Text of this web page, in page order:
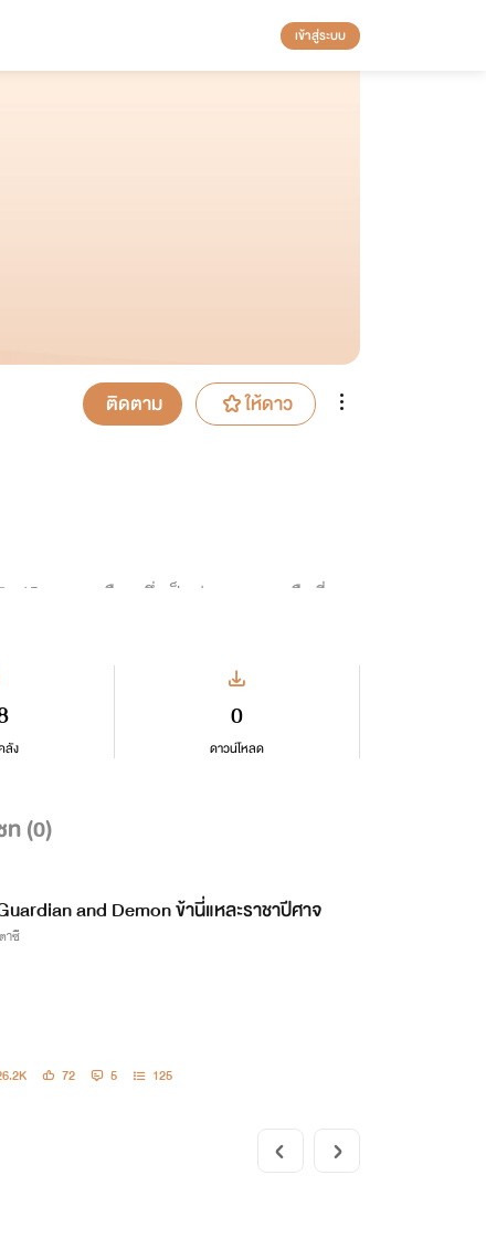
เข้าสู่ระบบ
ติดตาม ให้ดาว
15 ของทุกเดือน ซึ่งเป็นช่วงเวรกลางคืนที่ผม
ครับ
ลัง
0
ดาวน์โหลด
ท (0)
and Demon ข้านี่แหละราชาปีศาจ
าซี
72 5 125